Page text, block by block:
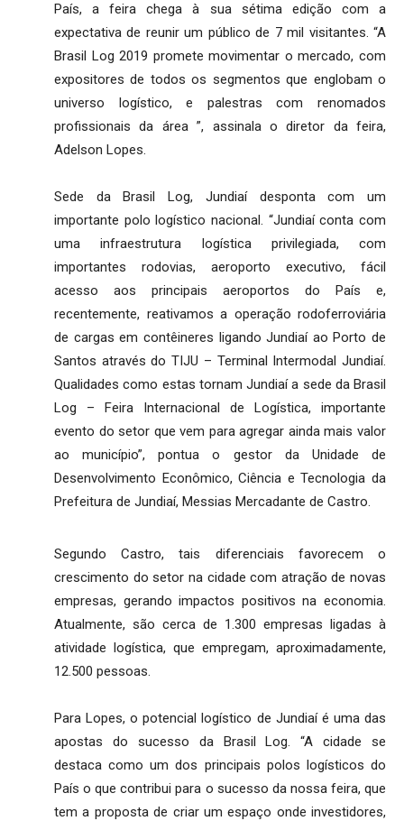
País, a feira chega à sua sétima edição com a
expectativa de reunir um público de 7 mil visitantes. “A
Brasil Log 2019 promete movimentar o mercado, com
expositores de todos os segmentos que englobam o
universo logístico, e palestras com renomados
profissionais da área ”, assinala o diretor da feira,
Adelson Lopes.
Sede da Brasil Log, Jundiaí desponta com um
importante polo logístico nacional. “Jundiaí conta com
uma infraestrutura logística privilegiada, com
importantes rodovias, aeroporto executivo, fácil
acesso aos principais aeroportos do País e,
recentemente, reativamos a operação rodoferroviária
de cargas em contêineres ligando Jundiaí ao Porto de
Santos através do TIJU – Terminal Intermodal Jundiaí.
Qualidades como estas tornam Jundiaí a sede da Brasil
Log – Feira Internacional de Logística, importante
evento do setor que vem para agregar ainda mais valor
ao município”, pontua o gestor da Unidade de
Desenvolvimento Econômico, Ciência e Tecnologia da
Prefeitura de Jundiaí, Messias Mercadante de Castro.
Segundo Castro, tais diferenciais favorecem o
crescimento do setor na cidade com atração de novas
empresas, gerando impactos positivos na economia.
Atualmente, são cerca de 1.300 empresas ligadas à
atividade logística, que empregam, aproximadamente,
12.500 pessoas.
Para Lopes, o potencial logístico de Jundiaí é uma das
apostas do sucesso da Brasil Log. “A cidade se
destaca como um dos principais polos logísticos do
País o que contribui para o sucesso da nossa feira, que
tem a proposta de criar um espaço onde investidores,